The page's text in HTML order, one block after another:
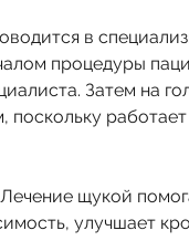
в
процедуры
Затем на
поскольку
щукой
улучшает